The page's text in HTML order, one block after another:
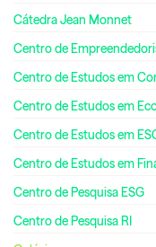
Cátedra Jean Monnet
Centro de
Centro de Estudos em
Centro de Estudos em
Centro de Estudos em
Centro de Estudos em
Centro de Pesquisa ESG
Centro de Pesquisa RI